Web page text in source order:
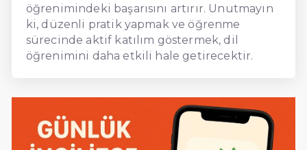
öğrenimindeki başarısını artırır. Unutmayın
ki, düzenli pratik yapmak ve öğrenme
sürecinde aktif katılım göstermek, dil
öğrenimini daha etkili hale getirecektir.